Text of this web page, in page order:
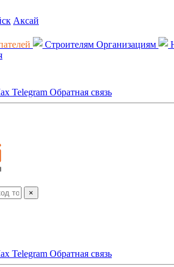
Аксай
Строителям Организациям
Telegram Обратная связь
×
Telegram Обратная связь